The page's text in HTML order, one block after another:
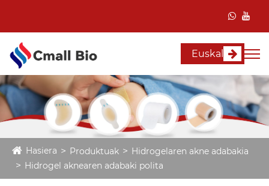
Euskal
Hasiera Produktuak
Hidrogelaren akne adabakia
Hidrogel aknearen adabaki polita